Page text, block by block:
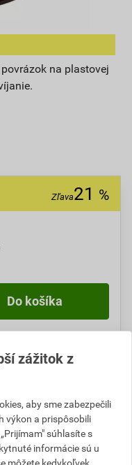
na plastovej
Zľava21 %
Do košíka
kód: 2KM41
zážitok z
aby sme zabezpečili
výkon a prispôsobili
súhlasíte s
informácie sú u
môžete kedykoľvek